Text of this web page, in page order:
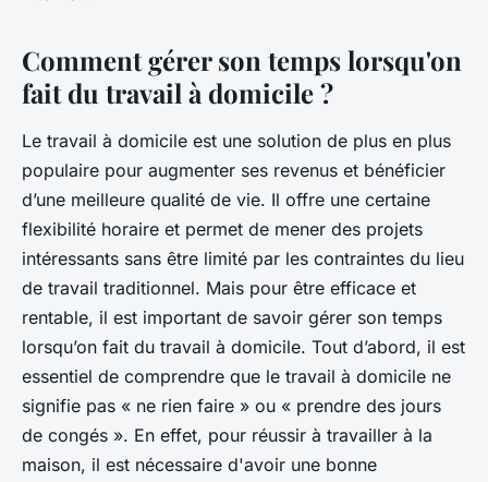
Comment gérer son temps lorsqu'on
fait du travail à domicile ?
Le travail à domicile est une solution de plus en plus
populaire pour augmenter ses revenus et bénéficier
d’une meilleure qualité de vie. Il offre une certaine
flexibilité horaire et permet de mener des projets
intéressants sans être limité par les contraintes du lieu
de travail traditionnel. Mais pour être efficace et
rentable, il est important de savoir gérer son temps
lorsqu’on fait du travail à domicile. Tout d’abord, il est
essentiel de comprendre que le travail à domicile ne
signifie pas « ne rien faire » ou « prendre des jours
de congés ». En effet, pour réussir à travailler à la
maison, il est nécessaire d'avoir une bonne